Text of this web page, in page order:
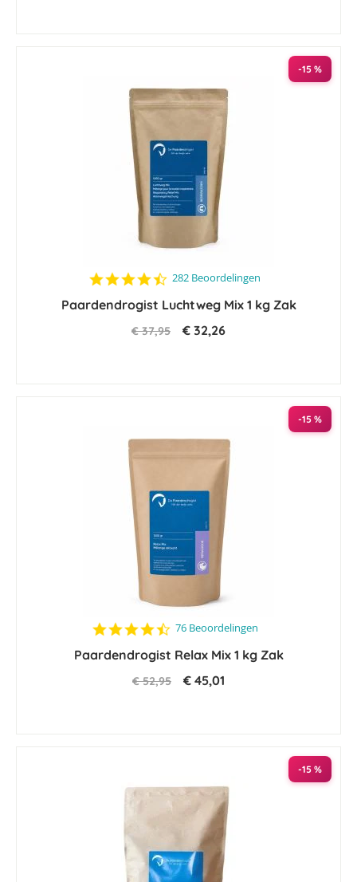
-15 %
4.5
rating
282 Beoordelingen
Paardendrogist Luchtweg Mix 1 kg Zak
€ 37,95 € 32,26
-15 %
4.4
rating
76 Beoordelingen
Paardendrogist Relax Mix 1 kg Zak
€ 52,95 € 45,01
-15 %